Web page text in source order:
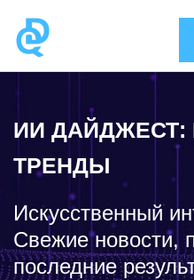
ИИ ДАЙДЖЕСТ:
ТРЕНДЫ
Искусственный
Свежие новости,
последние